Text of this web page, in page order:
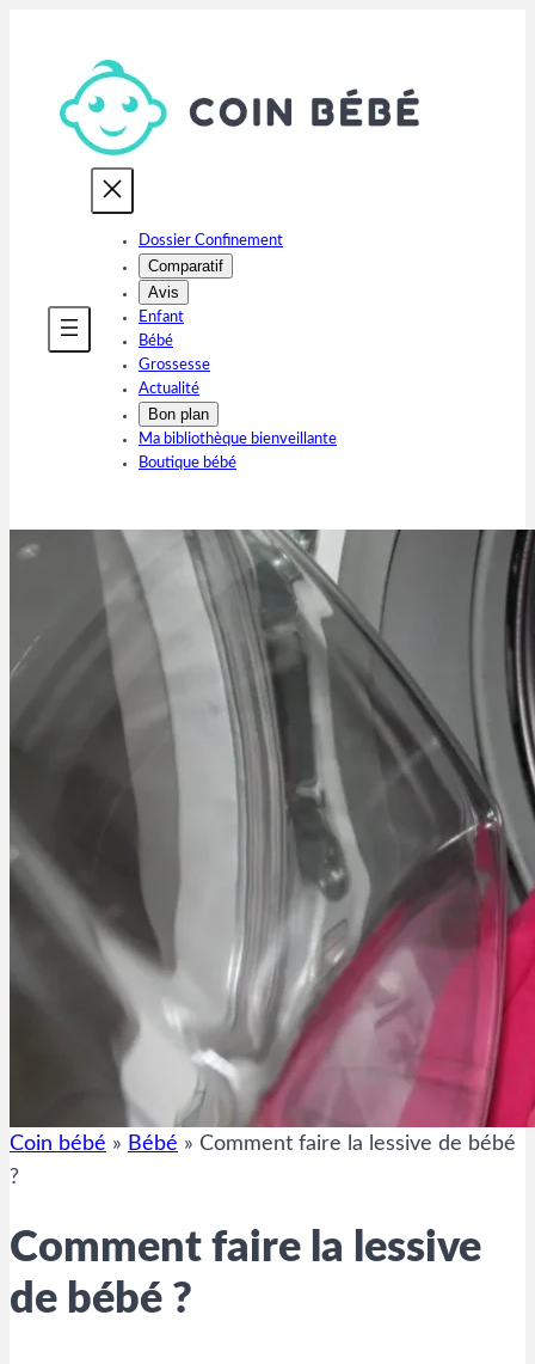
contenu
Dossier Confinement
Comparatif
Avis
Enfant
Bébé
Grossesse
Actualité
Bon plan
Ma bibliothèque bienveillante
Boutique bébé
Coin bébé » Bébé » Comment faire la lessive de bébé
?
Comment faire la lessive
de bébé ?